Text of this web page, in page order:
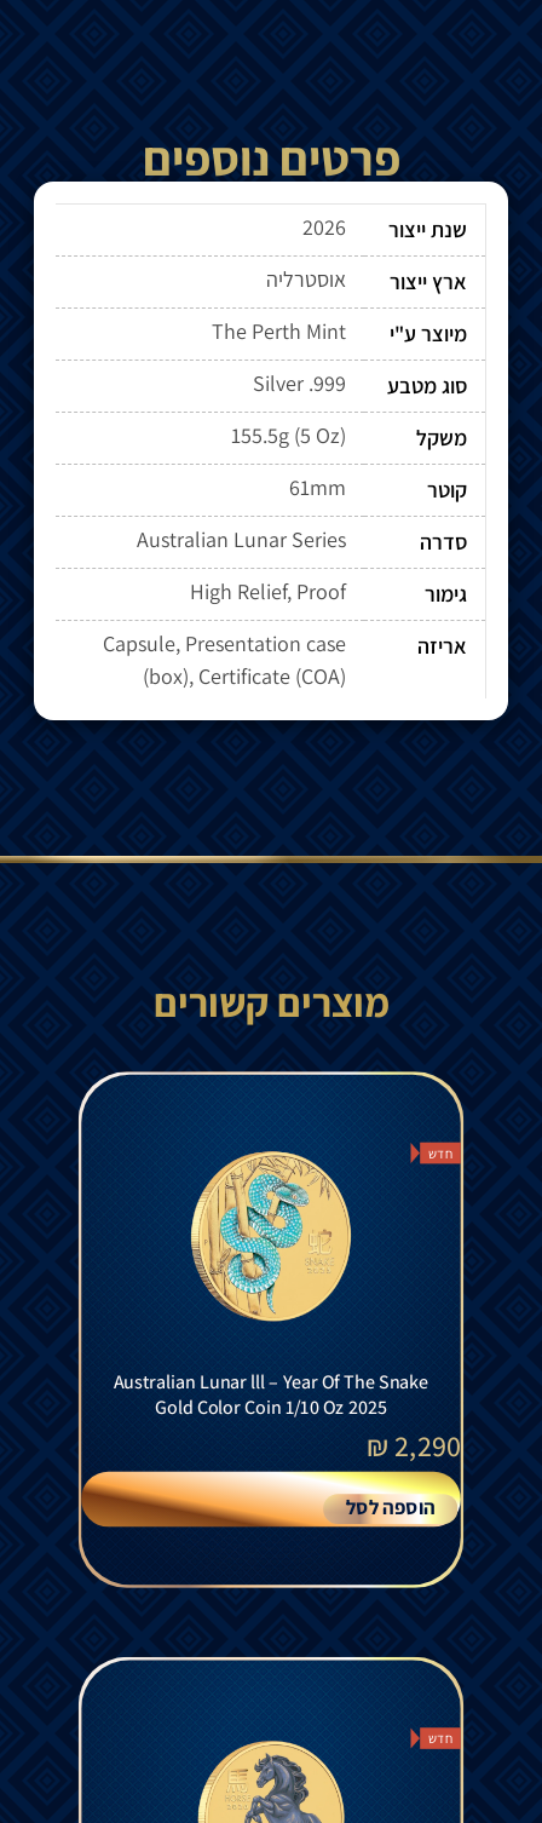
פרטים נוספים
שנת ייצור
2026
ארץ ייצור
אוסטרליה
מיוצר ע"י
The Perth Mint
סוג מטבע
Silver .999
משקל
155.5g (5 Oz)
קוטר
61mm
סדרה
Australian Lunar Series
גימור
High Relief, Proof
אריזה
Capsule, Presentation case
(box), Certificate (COA)
מוצרים קשורים
חדש
Australian Lunar lll – Year Of The Snake
Gold Color Coin 1/10 Oz 2025
2,290
₪
הוספה לסל
חדש